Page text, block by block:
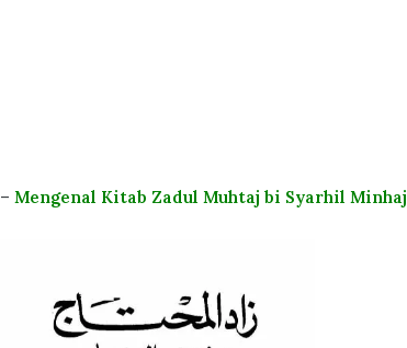
– Mengenal Kitab Zadul Muhtaj bi Syarhil Minhaj